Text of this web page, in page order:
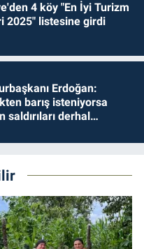
4 köy "En İyi Turizm
2025" listesine girdi
Erdoğan:
barış isteniyorsa
saldırıları derhal